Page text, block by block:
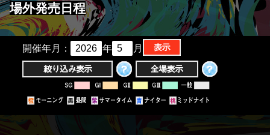
議会
につ
場外発売日程
開催年月： 年 月